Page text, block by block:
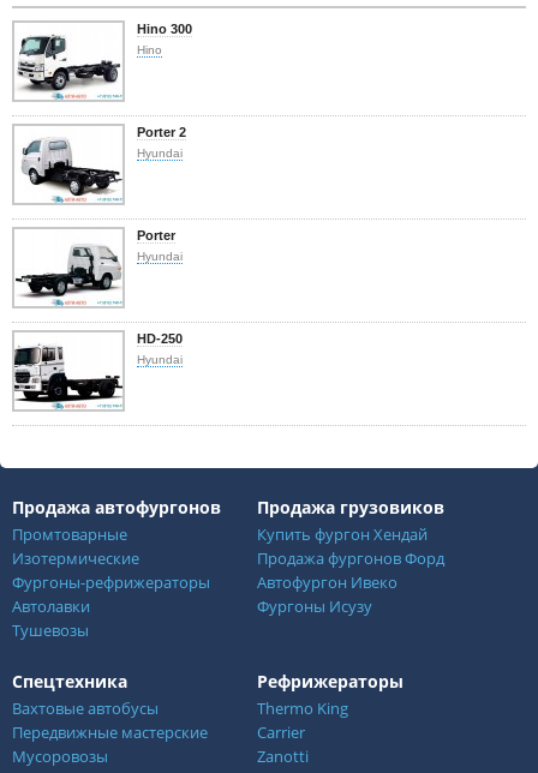
Hino 300
Hino
Porter 2
Hyundai
Porter
Hyundai
HD-250
Hyundai
Продажа автофургонов
Промтоварные
Изотермические
Фургоны-рефрижераторы
Автолавки
Тушевозы
Продажа грузовиков
Купить фургон Хендай
Продажа фургонов Форд
Автофургон Ивеко
Фургоны Исузу
Спецтехника
Вахтовые автобусы
Передвижные мастерские
Мусоровозы
Рефрижераторы
Thermo King
Carrier
Zanotti